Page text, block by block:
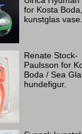
for Kosta Boda,
kunstglas vase.
Renate Stock-
Paulsson for
Boda / Sea
hundefigur.